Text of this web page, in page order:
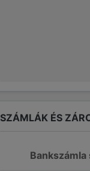
SZÁMLÁK ÉS
Bankszámla